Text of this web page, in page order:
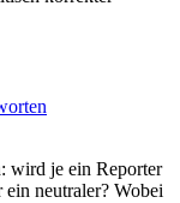
wird je ein Reporter
neutraler? Wobei